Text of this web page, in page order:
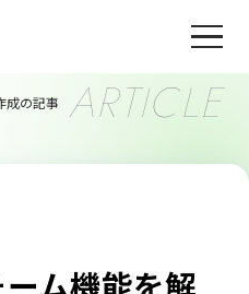
成の記事 ARTICLE
ム機能を解